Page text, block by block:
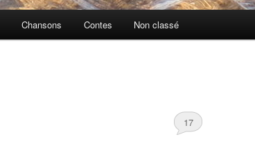
Chansons Contes Non classé
17